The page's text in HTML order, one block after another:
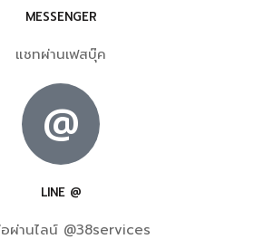
MESSENGER
แชทผ่านเฟสบุ๊ค
@
LINE @
ผ่านไลน์ @38services